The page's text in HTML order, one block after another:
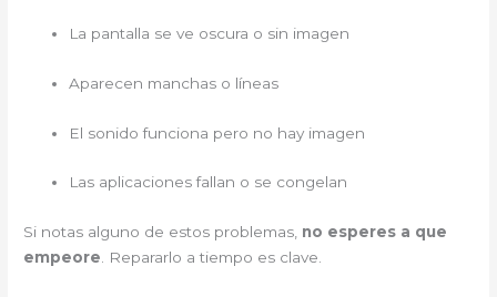
La pantalla se ve oscura o sin imagen
Aparecen manchas o líneas
El sonido funciona pero no hay imagen
Las aplicaciones fallan o se congelan
Si notas alguno de estos problemas, no esperes a que
empeore. Repararlo a tiempo es clave.